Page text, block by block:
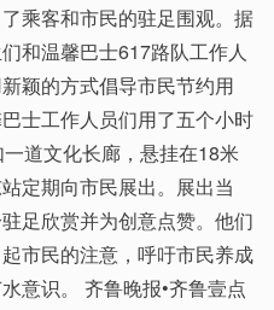
乘客和市民的驻足围观。据
和温馨巴士617路队工作人
颖的方式倡导市民节约用
士工作人员们用了五个小时
道文化长廊，悬挂在18米
定期向市民展出。展出当
足欣赏并为创意点赞。他们
市民的注意，呼吁市民养成
意识。 齐鲁晚报•齐鲁壹点